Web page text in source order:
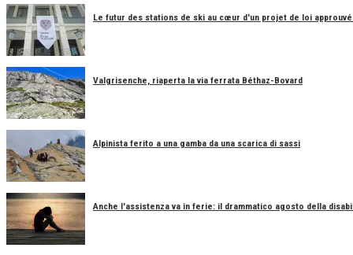
Le futur des stations de ski au cœur d'un projet de loi approuvé
Valgrisenche, riaperta la via ferrata Béthaz-Bovard
Alpinista ferito a una gamba da una scarica di sassi
Anche l'assistenza va in ferie: il drammatico agosto della